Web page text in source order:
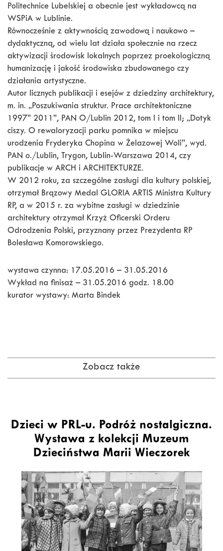
Politechnice Lubelskiej a obecnie jest wykładowcą na
WSPiA w Lublinie.
Równocześnie z aktywnością zawodową i naukowo –
dydaktyczną, od wielu lat działa społecznie na rzecz
aktywizacji środowisk lokalnych poprzez proekologiczną
humanizację i jakość środowiska zbudowanego czy
działania artystyczne.
Autor licznych publikacji i esejów z dziedziny architektury,
m. in. „Poszukiwania struktur. Prace architektoniczne
1997” 2011”, PAN O/Lublin 2012, tom I i tom II; „Dotyk
ciszy. O rewaloryzacji parku pomnika w miejscu
urodzenia Fryderyka Chopina w Żelazowej Woli”, wyd.
PAN o./Lublin, Trygon, Lublin-Warszawa 2014, czy
publikacje w ARCH i ARCHITEKTURZE.
W 2012 roku, za szczególne zasługi dla kultury polskiej,
otrzymał Brązowy Medal GLORIA ARTIS Ministra Kultury
RP, a w 2015 r. za wybitne zasługi w dziedzinie
architektury otrzymał Krzyż Oficerski Orderu
Odrodzenia Polski, przyznany przez Prezydenta RP
Bolesława Komorowskiego.
wystawa czynna: 17.05.2016 – 31.05.2016
Wykład na finisaż – 31.05.2016 godz. 18.00
kurator wystawy: Marta Bindek
Zobacz także
Dzieci w PRL-u. Podróż nostalgiczna.
Wystawa z kolekcji Muzeum
Dzieciństwa Marii Wieczorek